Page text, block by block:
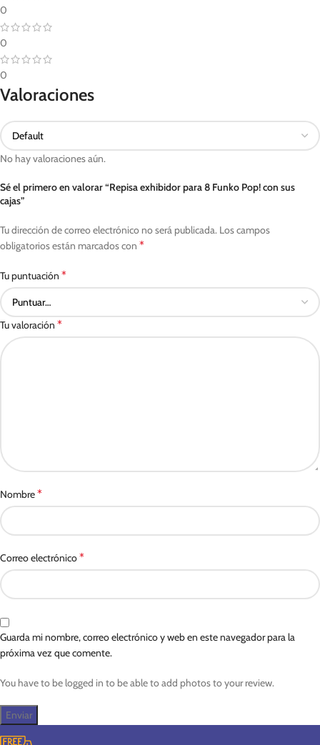
0
0
0
Valoraciones
No hay valoraciones aún.
Sé el primero en valorar “Repisa exhibidor para 8 Funko Pop! con sus
cajas”
Tu dirección de correo electrónico no será publicada. Los campos
obligatorios están marcados con *
Tu puntuación *
Tu valoración *
Nombre*
Correo electrónico*
Guarda mi nombre, correo electrónico y web en este navegador para la
próxima vez que comente.
You have to be logged in to be able to add photos to your review.